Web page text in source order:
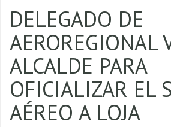
DELEGADO DE
AEROREGIONAL
ALCALDE PARA
OFICIALIZAR EL
AÉREO A LOJA